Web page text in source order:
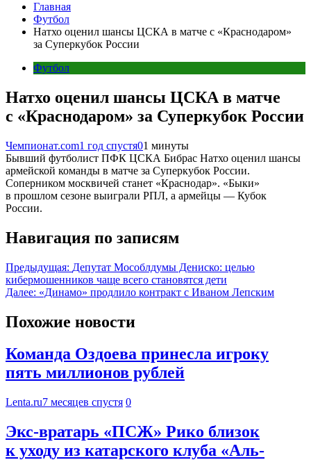
Главная
Футбол
Натхо оценил шансы ЦСКА в матче с «Краснодаром»
за Суперкубок России
Футбол
Натхо оценил шансы ЦСКА в матче
с «Краснодаром» за Суперкубок России
Чемпионат.com1 год спустя01 минуты
Бывший футболист ПФК ЦСКА Бибрас Натхо оценил шансы
армейской команды в матче за Суперкубок России.
Соперником москвичей станет «Краснодар». «Быки»
в прошлом сезоне выиграли РПЛ, а армейцы — Кубок
России.
Навигация по записям
Предыдущая: Депутат Мособлдумы Дениско: целью
кибермошенников чаще всего становятся дети
Далее: «Динамо» продлило контракт с Иваном Лепским
Похожие новости
Команда Оздоева принесла игроку
пять миллионов рублей
Lenta.ru7 месяцев спустя 0
Экс-вратарь «ПСЖ» Рико близок
к уходу из катарского клуба «Аль-